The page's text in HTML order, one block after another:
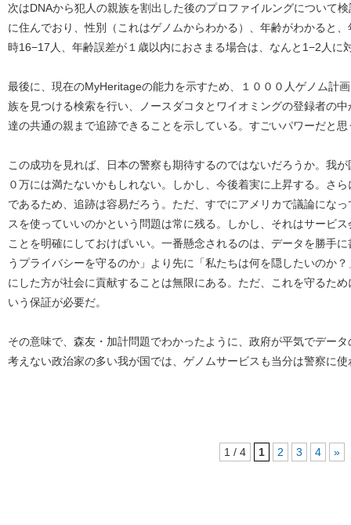
次はDNAから犯人の親族を割出した後のプロファイルングについて
に住んでおり、性別（これはゲノムからわかる）、年齢がわかると
時16−17人、年齢誤差が１歳以内におさまる場合は、なんと1−2人に
最後に、現在のMyHeritageの能力を示すため、１０００人ゲノム計
族を見つける検索を行い、ノースダコタとワイオミングの登録者の
達の共通の親まで追跡できることを示している。すごいパワーだと思
この成功を見れば、日本の警察も期待するのではないだろうか。我
０万には満たないかもしれない。しかし、今後着実に上昇する。さ
であるため、追跡は容易だろう。ただ、すでにアメリカで議論にな
スを使っていいのかという問題は常に残る。しかし、それはサービ
ことを明確にしておけばいい。一番懸念されるのは、データを勝手
うプライバシーを守るのか」より先に「私たちは何を隠したいのか
にした方が社会に貢献することは無限にある。ただ、これを守るた
いう保証が必要だ。
その意味で、森友・加計問題でわかったように、政府が平気でデー
考えない政治家の多い我が国では、ゲノムサービスも当分は警察に
1 / 4 1 2 3 4 »